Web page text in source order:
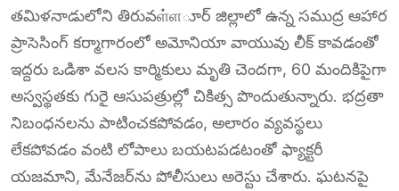
తమిళనాడులోని తిరువள்ளూర్ జిల్లాలో ఉన్న సముద్ర ఆహార
ప్రాసెసింగ్ కర్మాగారంలో అమోనియా వాయువు లీక్ కావడంతో
ఇద్దరు ఒడిశా వలస కార్మికులు మృతి చెందగా, 60 మందికిపైగా
అస్వస్థతకు గురై ఆసుపత్రుల్లో చికిత్స పొందుతున్నారు. భద్రతా
నిబంధనలను పాటించకపోవడం, అలారం వ్యవస్థలు
లేకపోవడం వంటి లోపాలు బయటపడటంతో ఫ్యాక్టరీ
యజమాని, మేనేజర్‌ను పోలీసులు అరెస్టు చేశారు. ఘటనపై